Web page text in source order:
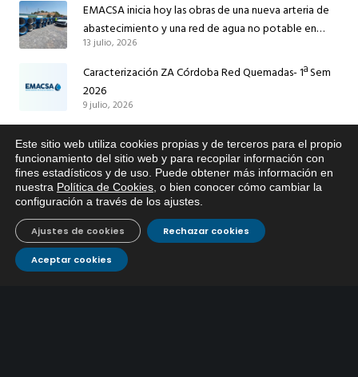
EMACSA inicia hoy las obras de una nueva arteria de
abastecimiento y una red de agua no potable en
Ingeniero Ruiz de Azúa
13 julio, 2026
Caracterización ZA Córdoba Red Quemadas- 1ª Sem
2026
9 julio, 2026
Sem 2026
9 julio, 2026
Caracterización ZA Medina Azahara-1º Sem 2026
9 julio, 2026
Este sitio web utiliza cookies propias y de terceros para el propio
funcionamiento del sitio web y para recopilar información con
fines estadísticos y de uso. Puede obtener más información en
nuestra Política de Cookies , o bien conocer cómo cambiar la
configuración a través de los ajustes
Aceptar cookies
Rechazar cookies
Ajustes de cookies
Si tiene cualquier duda sobre
EMACSA, haga click abajo.